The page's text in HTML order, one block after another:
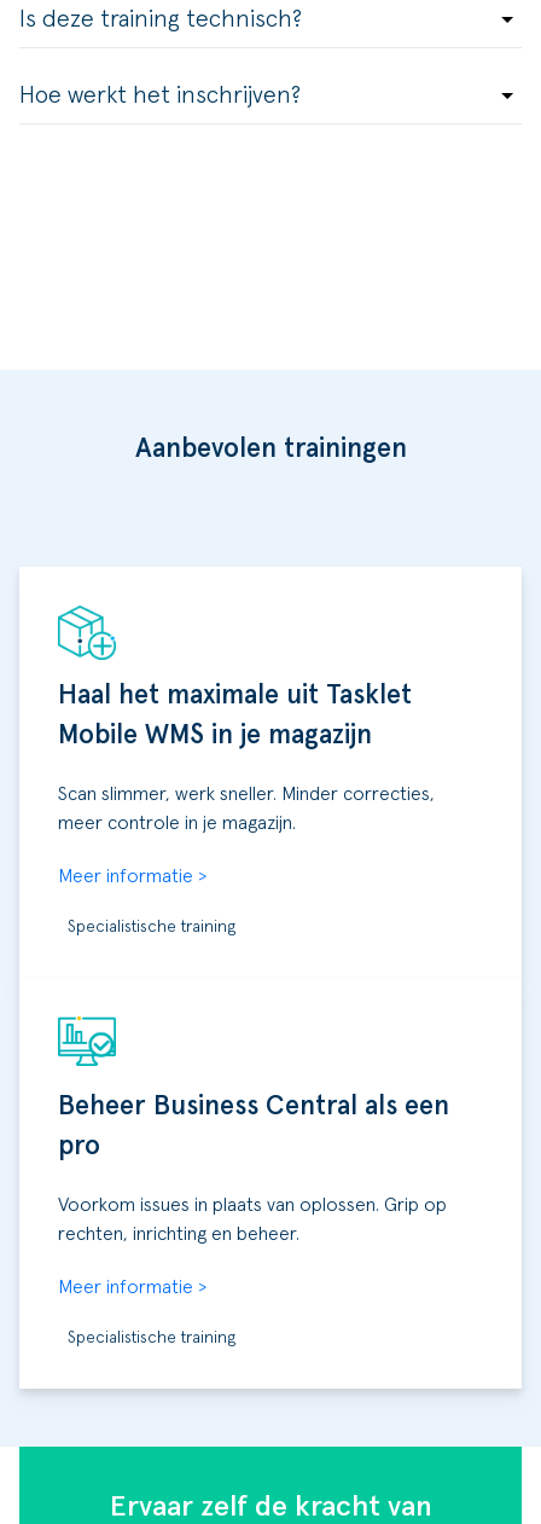
Is deze training technisch?
Hoe werkt het inschrijven?
Aanbevolen trainingen
Haal het maximale uit Tasklet
Mobile WMS in je magazijn
Scan slimmer, werk sneller. Minder correcties,
meer controle in je magazijn.
Meer informatie >
Specialistische training
Beheer Business Central als een
pro
Voorkom issues in plaats van oplossen. Grip op
rechten, inrichting en beheer.
Meer informatie >
Specialistische training
Ervaar zelf de kracht van